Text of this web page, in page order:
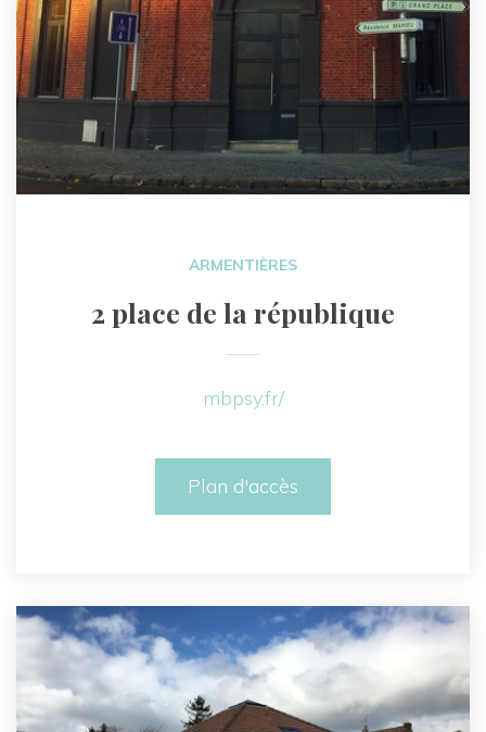
ARMENTIÈRES
2 place de la république
mbpsy.fr/
Plan d'accès